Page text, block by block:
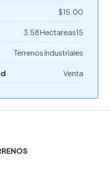
$15.00
3.58 Hectareas15
Terrenos Industriales
Venta